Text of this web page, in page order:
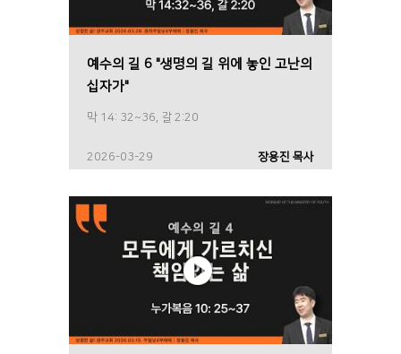
예수의 길 6 "생명의 길 위에 놓인 고난의
십자가"
막 14: 32~36, 갈 2:20
2026-03-29 장용진 목사